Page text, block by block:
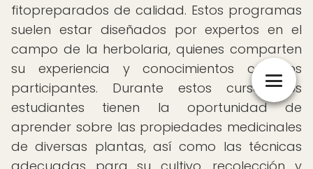
fitopreparados de calidad. Estos programas
suelen estar diseñados por expertos en el
campo de la herbolaria, quienes comparten
su experiencia y conocimientos con los
participantes. Durante estos cursos, los
estudiantes tienen la oportunidad de
aprender sobre las propiedades medicinales
de diversas plantas, así como las técnicas